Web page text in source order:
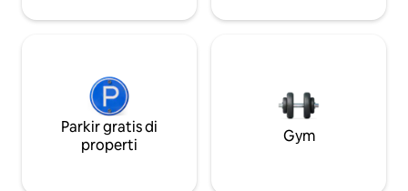
Parkir gratis di
properti
Gym